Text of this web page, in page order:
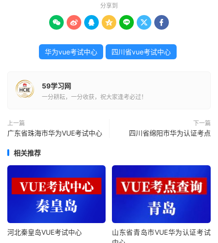
分享到
      
华为vue考试中心 四川省vue考试中心
59学习网
一分耕耘，一分收获，祝大家逢考必过！
上一篇
广东省珠海市华为VUE考试中心
下一篇
四川省绵阳市华为认证考点
相关推荐
河北秦皇岛VUE考试中心
山东省青岛市VUE华为认证考试